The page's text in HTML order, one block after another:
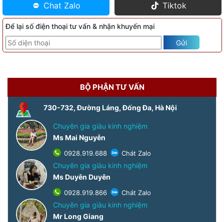
Chat Zalo Tiktok
Để lại số điện thoại tư vấn & nhận khuyến mại
Gửi
BỘ PHẬN TƯ VẤN
730-732, Đường Láng, Đống Đa, Hà Nội
Chuyên gia giàu kinh nghiệm
Ms Mai Nguyễn
0928.919.688 Chát Zalo
Chuyên gia giàu kinh nghiệm
Ms Duyên Duyên
0928.919.866 Chát Zalo
Chuyên gia giàu kinh nghiệm
Mr Long Giang